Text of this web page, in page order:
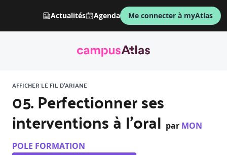
Actualités Agenda Me connecter à myAtlas
AFFICHER LE FIL D'ARIANE
05. Perfectionner ses
interventions à l’oral par MON
POLE FORMATION